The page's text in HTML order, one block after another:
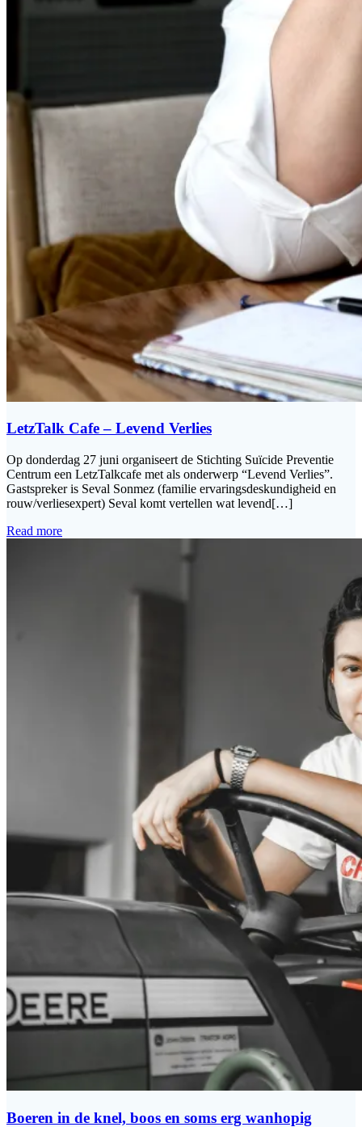
LetzTalk Cafe – Levend Verlies
Op donderdag 27 juni organiseert de Stichting Suïcide Preventie
Centrum een LetzTalkcafe met als onderwerp “Levend Verlies”.
Gastspreker is Seval Sonmez (familie ervaringsdeskundigheid en
rouw/verliesexpert) Seval komt vertellen wat levend[…]
Read more
Boeren in de knel, boos en soms erg wanhopig